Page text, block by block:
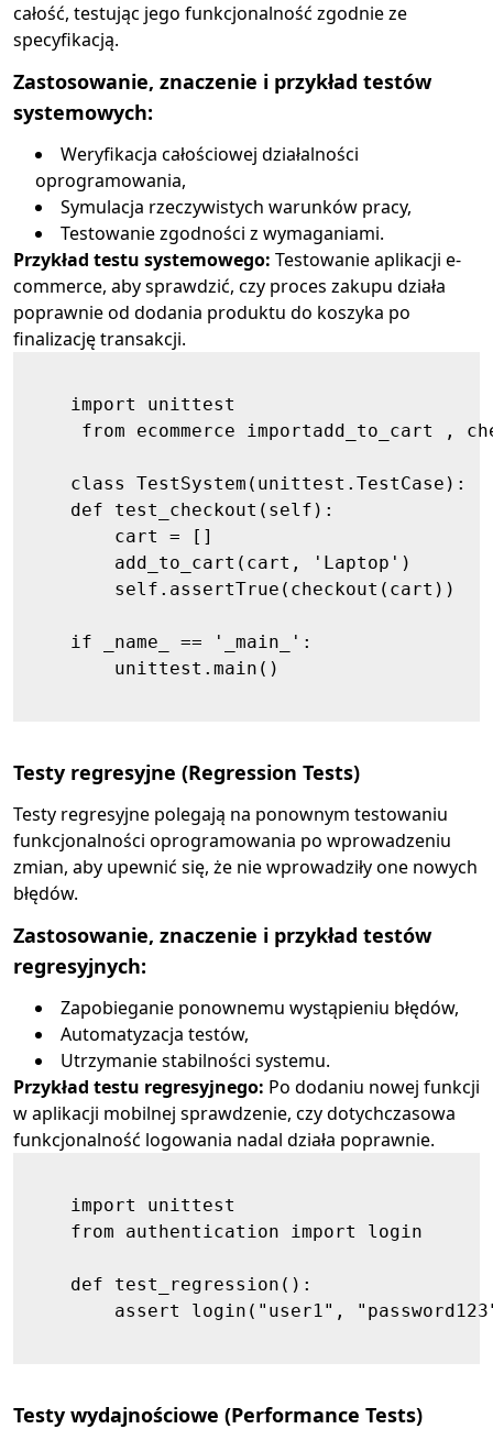
całość, testując jego funkcjonalność zgodnie ze
specyfikacją.
Zastosowanie, znaczenie i przykład testów
systemowych:
Weryfikacja całościowej działalności
oprogramowania,
Symulacja rzeczywistych warunków pracy,
Testowanie zgodności z wymaganiami.
Przykład testu systemowego: Testowanie aplikacji e-
commerce, aby sprawdzić, czy proces zakupu działa
poprawnie od dodania produktu do koszyka po
finalizację transakcji.
    import unittest
from ecommerce importadd_to_cart ,
    class TestSystem(unittest.TestCase):
    def test_checkout(self):
        cart = []
        add_to_cart(cart, 'Laptop')
        self.assertTrue(checkout(cart))
    if _name_ == '_main_':
        unittest.main()
Testy regresyjne (Regression Tests)
Testy regresyjne polegają na ponownym testowaniu
funkcjonalności oprogramowania po wprowadzeniu
zmian, aby upewnić się, że nie wprowadziły one nowych
błędów.
Zastosowanie, znaczenie i przykład testów
regresyjnych:
Zapobieganie ponownemu wystąpieniu błędów,
Automatyzacja testów,
Utrzymanie stabilności systemu.
Przykład testu regresyjnego: Po dodaniu nowej funkcji
w aplikacji mobilnej sprawdzenie, czy dotychczasowa
funkcjonalność logowania nadal działa poprawnie.
    import unittest
    from authentication import login
    def test_regression():
assert login("user1",
Testy wydajnościowe (Performance Tests)